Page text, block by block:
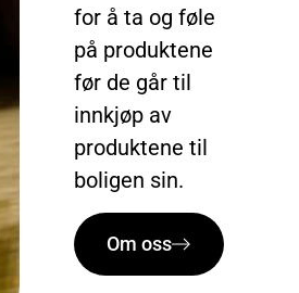
for å ta og føle
på produktene
før de går til
innkjøp av
produktene til
boligen sin.
Om oss